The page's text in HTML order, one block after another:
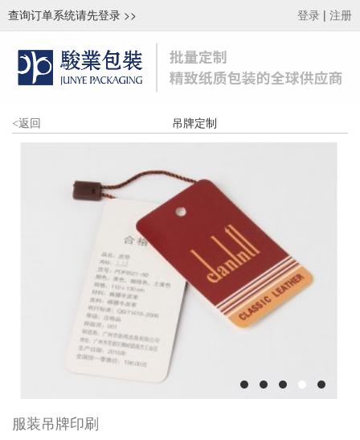
查询订单系统请先登录 >> 登录 | 注册
<返回 吊牌定制
服装吊牌印刷